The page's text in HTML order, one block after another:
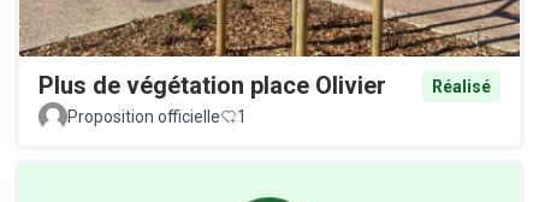
Plus de végétation place Olivier
Réalisé
Proposition officielle
1